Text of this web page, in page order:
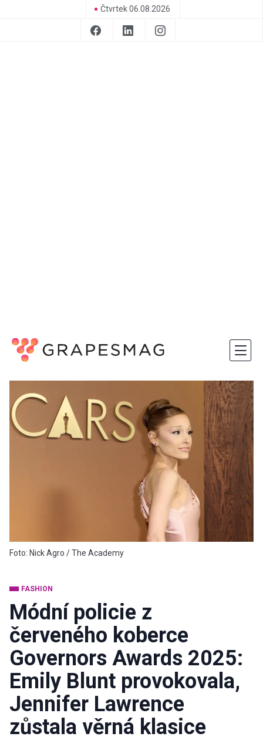
Čtvrtek 06.08.2026
Foto: Nick Agro / The Academy
FASHION
Módní policie z
červeného koberce
Governors Awards 2025:
Emily Blunt provokovala,
Jennifer Lawrence
zůstala věrná klasice